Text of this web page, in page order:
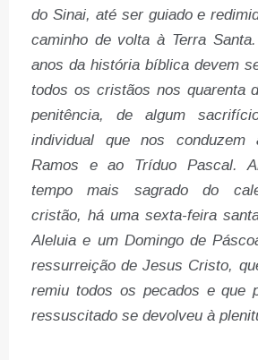
do Sinai, até ser guiado e
caminho de volta à Terra
anos da história bíblica devem
todos os cristãos nos quarenta
penitência, de algum
individual que nos conduzem
Ramos e ao Tríduo Pascal.
tempo mais sagrado do
cristão, há uma sexta-feira
Aleluia e um Domingo de
ressurreição de Jesus Cristo,
remiu todos os pecados e que
ressuscitado se devolveu à